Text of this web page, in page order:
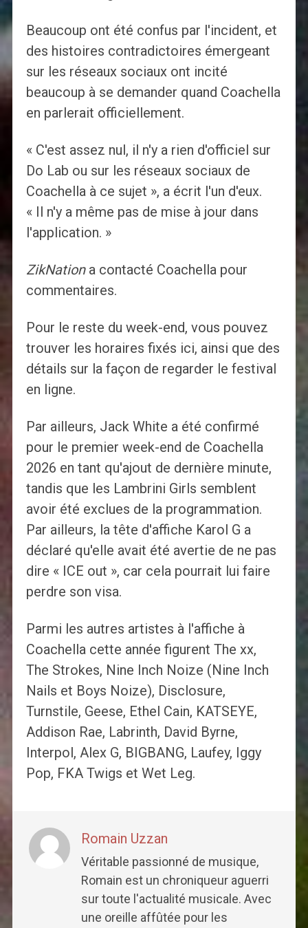
Beaucoup ont été confus par l'incident, et
des histoires contradictoires émergeant
sur les réseaux sociaux ont incité
beaucoup à se demander quand Coachella
en parlerait officiellement.
« C'est assez nul, il n'y a rien d'officiel sur
Do Lab ou sur les réseaux sociaux de
Coachella à ce sujet », a écrit l'un d'eux.
« Il n'y a même pas de mise à jour dans
l'application. »
ZikNationa contacté Coachella pour
commentaires.
Pour le reste du week-end, vous pouvez
trouver les horaires fixés ici, ainsi que des
détails sur la façon de regarder le festival
en ligne.
Par ailleurs, Jack White a été confirmé
pour le premier week-end de Coachella
2026 en tant qu'ajout de dernière minute,
tandis que les Lambrini Girls semblent
avoir été exclues de la programmation.
Par ailleurs, la tête d'affiche Karol G a
déclaré qu'elle avait été avertie de ne pas
dire « ICE out », car cela pourrait lui faire
perdre son visa.
Parmi les autres artistes à l'affiche à
Coachella cette année figurent The xx,
The Strokes, Nine Inch Noize (Nine Inch
Nails et Boys Noize), Disclosure,
Turnstile, Geese, Ethel Cain, KATSEYE,
Addison Rae, Labrinth, David Byrne,
Interpol, Alex G, BIGBANG, Laufey, Iggy
Pop, FKA Twigs et Wet Leg.
Romain Uzzan
Véritable passionné de musique,
Romain est un chroniqueur aguerri
sur toute l'actualité musicale. Avec
une oreille affûtée pour les